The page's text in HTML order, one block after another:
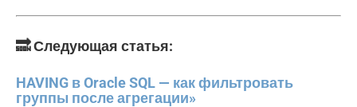
🔜 Следующая статья:
HAVING в Oracle SQL — как фильтровать
группы после агрегации»